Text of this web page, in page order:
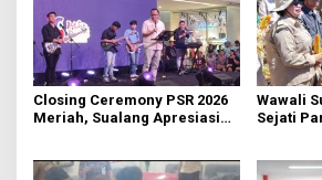
Closing Ceremony PSR 2026
Meriah, Sualang Apresiasi
Wawali
Sejati